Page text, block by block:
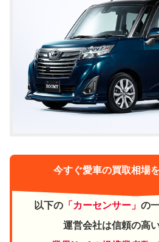
今すぐ愛車の買取相場
以下の 「カーセンサー」 の
運営会社は信頼の高